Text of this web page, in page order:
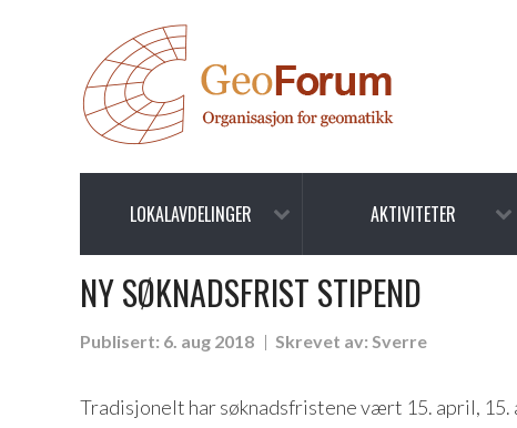
LOKALAVDELINGER AKTIVITETER
NY SØKNADSFRIST STIPEND
Publisert: 6. aug 2018 Skrevet av: Sverre
Tradisjonelt har søknadsfristene vært 15. april,